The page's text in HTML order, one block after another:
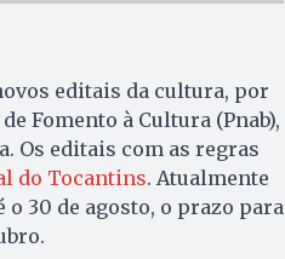
editais da cultura, por
Fomento à Cultura (Pnab),
Os editais com as regras
do Tocantins. Atualmente
o 30 de agosto, o prazo para